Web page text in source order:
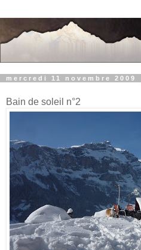
mercredi 11 novembre 2009
Bain de soleil n°2